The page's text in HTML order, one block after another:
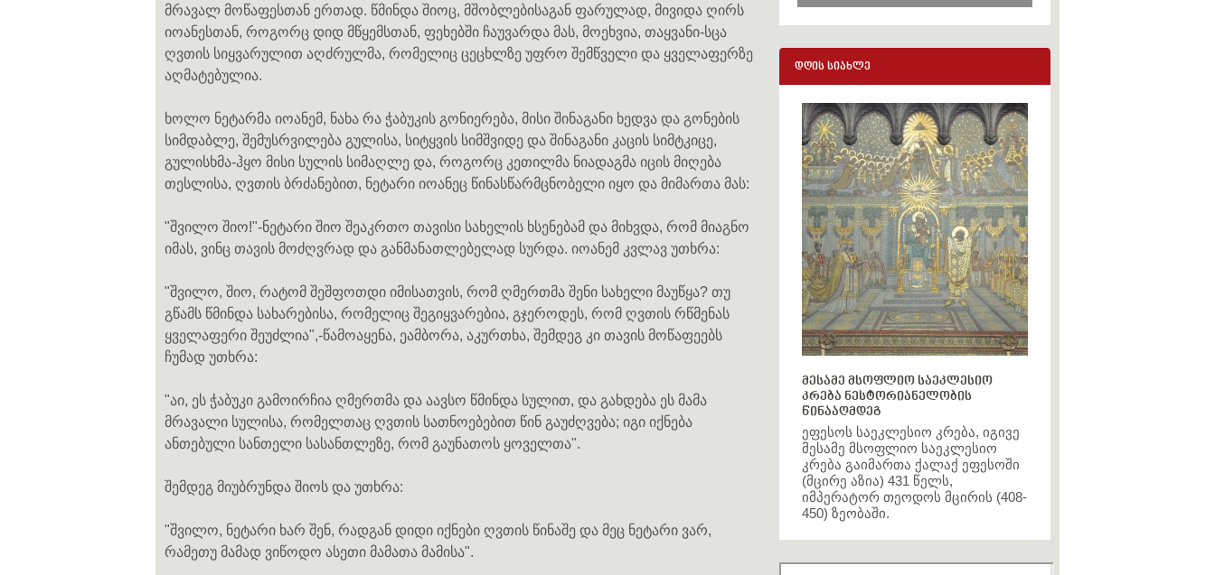
მრავალ მოწაფესთან ერთად. წმინდა შიოც, მშობლებისაგან ფარულად, მივიდა ღირს
იოანესთან, როგორც დიდ მწყემსთან, ფეხებში ჩაუვარდა მას, მოეხვია, თაყვანი-სცა
ღვთის სიყვარულით აღძრულმა, რომელიც ცეცხლზე უფრო შემწველი და ყველაფერზე
აღმატებულია.
ხოლო ნეტარმა იოანემ, ნახა რა ჭაბუკის გონიერება, მისი შინაგანი ხედვა და გონების
სიმდაბლე, შემუსრვილება გულისა, სიტყვის სიმშვიდე და შინაგანი კაცის სიმტკიცე,
გულისხმა-ჰყო მისი სულის სიმაღლე და, როგორც კეთილმა ნიადაგმა იცის მიღება
თესლისა, ღვთის ბრძანებით, ნეტარი იოანეც წინასწარმცნობელი იყო და მიმართა მას:
"შვილო შიო!"-ნეტარი შიო შეაკრთო თავისი სახელის ხსენებამ და მიხვდა, რომ მიაგნო
იმას, ვინც თავის მოძღვრად და განმანათლებელად სურდა. იოანემ კვლავ უთხრა:
"შვილო, შიო, რატომ შეშფოთდი იმისათვის, რომ ღმერთმა შენი სახელი მაუწყა? თუ
გწამს წმინდა სახარებისა, რომელიც შეგიყვარებია, გჯეროდეს, რომ ღვთის რწმენას
ყველაფერი შეუძლია",-წამოაყენა, ეამბორა, აკურთხა, შემდეგ კი თავის მოწაფეებს
ჩუმად უთხრა:
"აი, ეს ჭაბუკი გამოირჩია ღმერთმა და აავსო წმინდა სულით, და გახდება ეს მამა
მრავალი სულისა, რომელთაც ღვთის სათნოებებით წინ გაუძღვება; იგი იქნება
ანთებული სანთელი სასანთლეზე, რომ გაუნათოს ყოველთა".
შემდეგ მიუბრუნდა შიოს და უთხრა:
"შვილო, ნეტარი ხარ შენ, რადგან დიდი იქნები ღვთის წინაშე და მეც ნეტარი ვარ,
რამეთუ მამად ვიწოდო ასეთი მამათა მამისა".
დღის სიახლე
მესამე მსოფლიო საეკლესიო
კრება ნესტორიანელობის
წინააღმდეგ
ეფესოს საეკლესიო კრება, იგივე
მესამე მსოფლიო საეკლესიო
კრება გაიმართა ქალაქ ეფესოში
(მცირე აზია) 431 წელს,
იმპერატორ თეოდოს მცირის (408-
450) ზეობაში.